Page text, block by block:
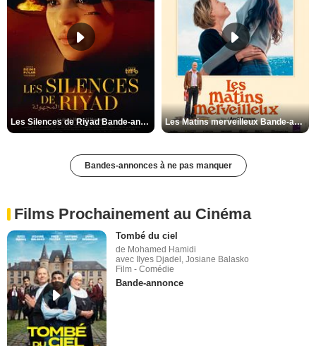
Les Silences de Riyad Bande-annonce VO STFR Les Matins merveilleux Bande-annonce VF
Bandes-annonces à ne pas manquer
Films Prochainement au Cinéma
Tombé du ciel
de Mohamed Hamidi
avec Ilyes Djadel, Josiane Balasko
Film - Comédie
Bande-annonce